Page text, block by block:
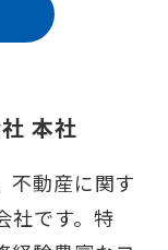
本社
不動産に関す
社です。特